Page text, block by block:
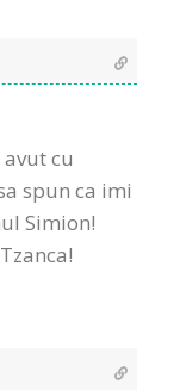
cu
spun ca imi
Simion!